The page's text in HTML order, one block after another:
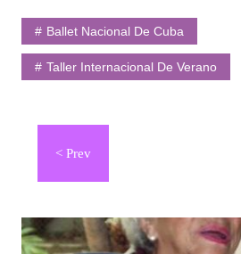
Ballet Nacional De Cuba
Taller Internacional De Verano
Navegación
entradas